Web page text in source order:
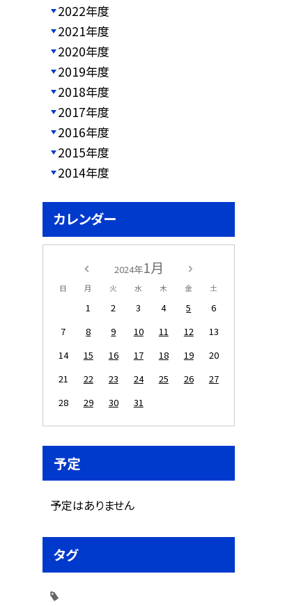
2022年度
2021年度
2020年度
2019年度
2018年度
2017年度
2016年度
2015年度
2014年度
カレンダー
2024年1月
日 月 火 水 木 金 土
1 2 3 4 5
6
7
8 9 10 11 12
13
14
15 16 17 18 19
20
21
22 23 24 25 26
27
28
29 30 31
予定
予定はありません
タグ